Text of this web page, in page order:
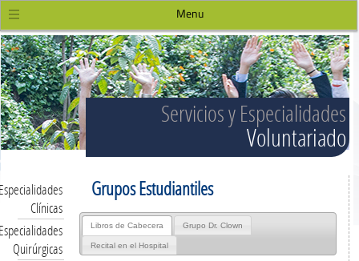
Menu
Servicios y
Grupos Estudiantiles
Libros de Cabecera Grupo Dr. Clown
Recital en el Hospital
Especialidades
Clínicas
Especialidades
Quirúrgicas